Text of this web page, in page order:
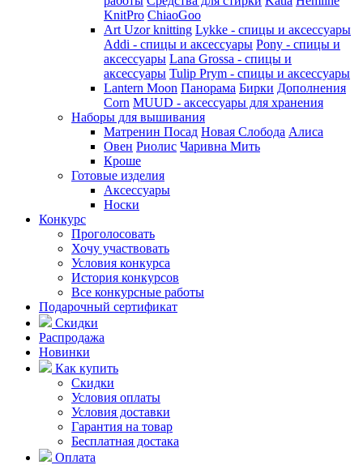
KnitPro ChiaoGoo
Art Uzor knitting Lykke - спицы и аксессуары
Addi - спицы и аксессуары Pony - спицы и
аксессуары Lana Grossa - спицы и
аксессуары Tulip Prym - спицы и аксессуары
Lantern Moon Панорама Бирки Дополнения
Corn MUUD - аксессуары для хранения
Наборы для вышивания
Матренин Посад Новая Слобода Алиса
Овен Риолис Чаривна Мить
Кроше
Готовые изделия
Аксессуары
Носки
Конкурс
Проголосовать
Хочу участвовать
Условия конкурса
История конкурсов
Все конкурсные работы
Подарочный сертификат
Скидки
Распродажа
Новинки
Как купить
Скидки
Условия оплаты
Условия доставки
Гарантия на товар
Бесплатная достака
Оплата